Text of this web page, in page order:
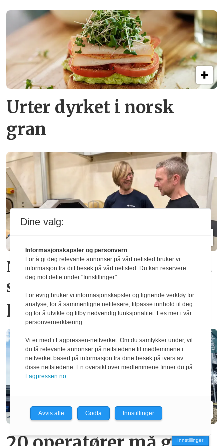
Urter dyrket i norsk
gran
Ny norsk patent fjerner gift­
stoffer i vindus­
produksjon
Innstillinger
Dine valg:
Informasjonskapsler og personvern
For å gi deg relevante annonser på vårt nettsted bruker vi
informasjon fra ditt besøk på vårt nettsted. Du kan reservere
deg mot dette under "Innstillinger".
For øvrig bruker vi informasjonskapsler og lignende verktøy for
analyse, for å sammenligne nettlesere, tilpasse innhold til deg
og for å utvikle og tilby nødvendig funksjonalitet. Les mer i vår
personvernerklæring.
Vi er med i Fagpressen-nettverket. Om du samtykker under, vil
du få relevante annonser på nettstedene til medlemmene i
nettverket basert på informasjon fra dine besøk på tvers av
disse nettstedene. En oversikt over medlemmene finner du på
Fagpressen.no.
Avvis alle Godta Innstillinger